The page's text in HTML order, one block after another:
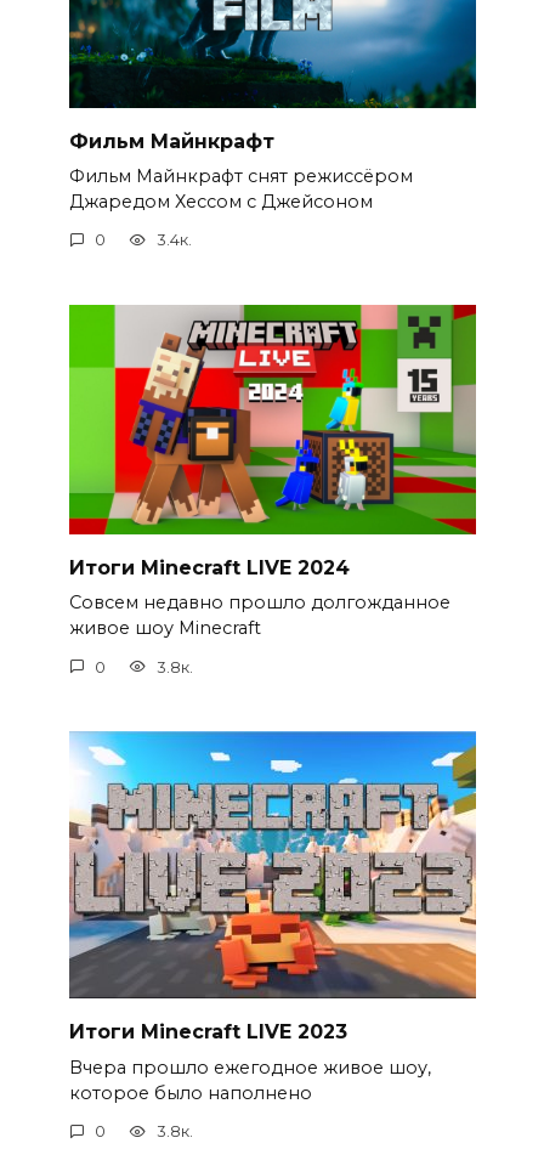
Фильм Майнкрафт
Фильм Майнкрафт снят режиссёром
Джаредом Хессом с Джейсоном
0 3.4к.
Итоги Minecraft LIVE 2024
Совсем недавно прошло долгожданное
живое шоу Minecraft
0 3.8к.
Итоги Minecraft LIVE 2023
Вчера прошло ежегодное живое шоу,
которое было наполнено
0 3.8к.